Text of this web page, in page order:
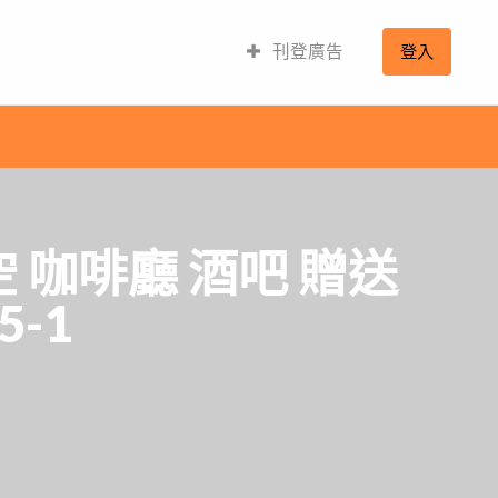
刊登廣告 登入
咖啡廳 酒吧 贈送
1